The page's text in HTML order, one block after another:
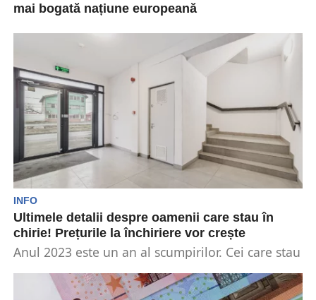
mai bogată națiune europeană
Europei, a evitat inflația galopantă, chiar dacă
alte țări...
INFO
Ultimele detalii despre oamenii care stau în
chirie! Prețurile la închiriere vor crește
Anul 2023 este un an al scumpirilor. Cei care stau